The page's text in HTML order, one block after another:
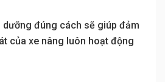
dưỡng đúng cách sẽ giúp đảm
của xe nâng luôn hoạt động